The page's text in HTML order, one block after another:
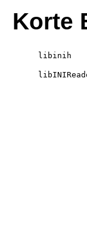
Korte
libinih